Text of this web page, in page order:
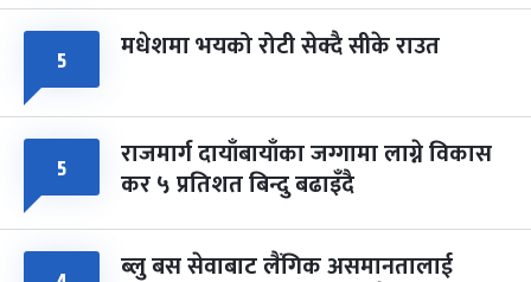
५ मधेशमा भयको रोटी सेक्दै सीके राउत
५ राजमार्ग दायाँबायाँका जग्गामा लाग्ने विकास
कर ५ प्रतिशत बिन्दु बढाइँदै
ब्लु बस सेवाबाट लैंगिक असमानतालाई